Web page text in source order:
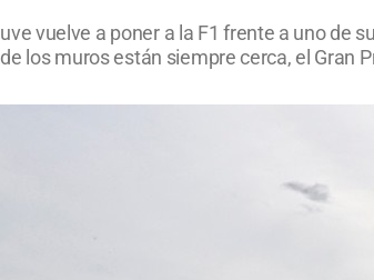
vuelve a poner a la F1 frente a uno
los muros están siempre cerca, el